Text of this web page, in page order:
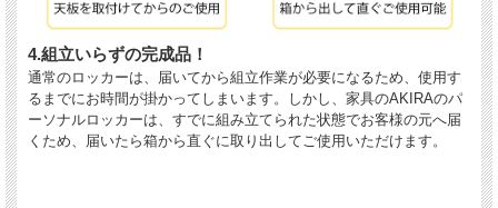
4.組立いらずの完成品！
通常のロッカーは、届いてから組立作業が必要になるため、使用す
るまでにお時間が掛かってしまいます。しかし、家具のAKIRAのパ
ーソナルロッカーは、すでに組み立てられた状態でお客様の元へ届
くため、届いたら箱から直ぐに取り出してご使用いただけます。